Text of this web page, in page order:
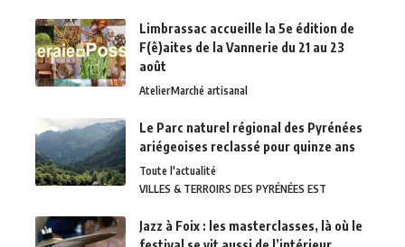
Limbrassac accueille la 5e édition de
F(ê)aites de la Vannerie du 21 au 23
août
AtelierMarché artisanal
Le Parc naturel régional des Pyrénées
ariégeoises reclassé pour quinze ans
Toute l'actualité
VILLES & TERROIRS DES PYRÉNÉES EST
Jazz à Foix : les masterclasses, là où le